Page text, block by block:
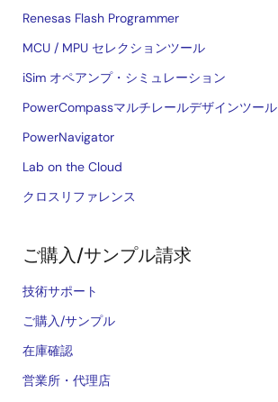
Renesas Flash Programmer
MCU / MPU セレクションツール
iSim オペアンプ・シミュレーション
PowerCompassマルチレールデザインツール
PowerNavigator
Lab on the Cloud
クロスリファレンス
ご購入/サンプル請求
技術サポート
ご購入/サンプル
在庫確認
営業所・代理店